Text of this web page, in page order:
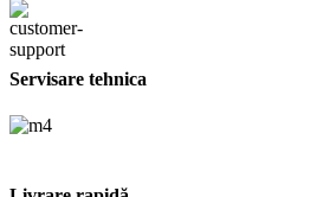
Servisare tehnica